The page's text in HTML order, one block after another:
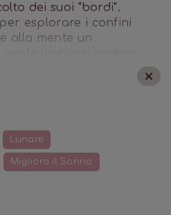
dei suoi "bordi".
esplorare i confini
alla mente un
il corpo stesso a
respiro e volendo
profondo.
Lunare
Migliora il Sonno